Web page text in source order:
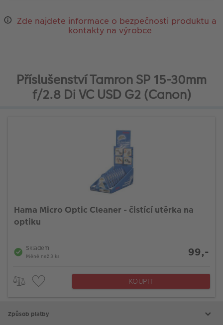
Zde najdete informace o bezpečnosti produktu a
kontakty na výrobce
Příslušenství Tamron SP 15-30mm
f/2.8 Di VC USD G2 (Canon)
Hama Micro Optic Cleaner - čistící utěrka na
optiku
Skladem
Méně než 3 ks 99,-
KOUPIT
Způsob platby